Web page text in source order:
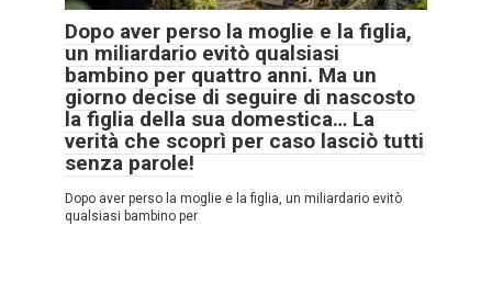
Dopo aver perso la moglie e la figlia,
un miliardario evitò qualsiasi
bambino per quattro anni. Ma un
giorno decise di seguire di nascosto
la figlia della sua domestica… La
verità che scoprì per caso lasciò tutti
senza parole!
Dopo aver perso la moglie e la figlia, un miliardario evitò
qualsiasi bambino per